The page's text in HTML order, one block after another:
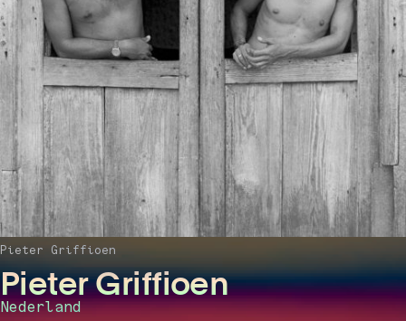
Pieter Griffioen
Nederland
Pieter Griffioen